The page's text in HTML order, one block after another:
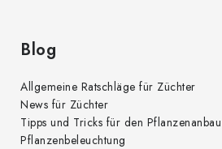
Blog
Allgemeine Ratschläge für Züchter
News für Züchter
Tipps und Tricks für den Pflanzenanbau
Pflanzenbeleuchtung